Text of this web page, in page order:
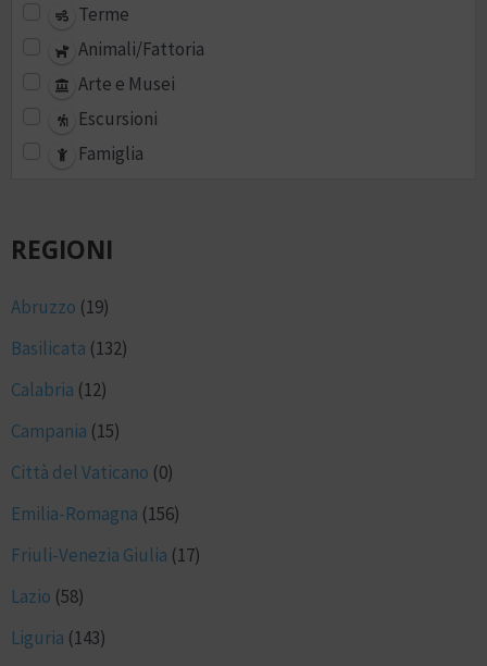
Terme
Animali/Fattoria
Arte e Musei
Escursioni
Famiglia
REGIONI
Abruzzo (19)
Basilicata (132)
Calabria (12)
Campania (15)
Città del Vaticano (0)
Emilia-Romagna (156)
Friuli-Venezia Giulia (17)
Lazio (58)
Liguria (143)